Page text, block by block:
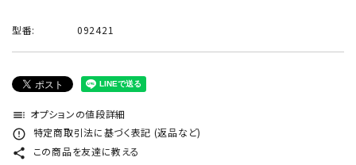
型番: 092421
toc オプションの値段詳細
error_outline 特定商取引法に基づく表記 (返品など)
share この商品を友達に教える